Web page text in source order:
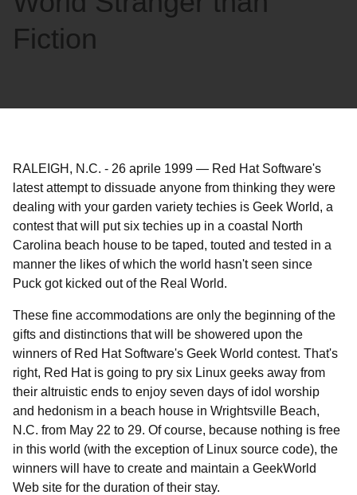
Fiction
RALEIGH, N.C. - 26 aprile 1999 — Red Hat Software's
latest attempt to dissuade anyone from thinking they were
dealing with your garden variety techies is Geek World, a
contest that will put six techies up in a coastal North
Carolina beach house to be taped, touted and tested in a
manner the likes of which the world hasn't seen since
Puck got kicked out of the Real World.
These fine accommodations are only the beginning of the
gifts and distinctions that will be showered upon the
winners of Red Hat Software's Geek World contest. That's
right, Red Hat is going to pry six Linux geeks away from
their altruistic ends to enjoy seven days of idol worship
and hedonism in a beach house in Wrightsville Beach,
N.C. from May 22 to 29. Of course, because nothing is free
in this world (with the exception of Linux source code), the
winners will have to create and maintain a GeekWorld
Web site for the duration of their stay.